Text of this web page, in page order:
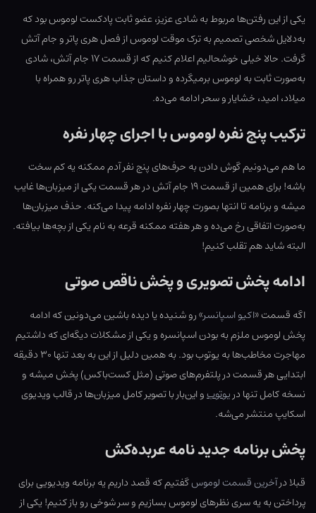
یکی از این رفتن‌ها مربوط به شادی عزیز، عضو ثابت پادکست لوموس بود که
به‌دلایل شخصی تصمیم به ترک موقت لوموس از فصل هری پاتر و جام آتش
گرفت. حالا خیلی خوشحالیم اعلام کنیم که از قسمت ۱۷ جام آتش، شادی
به‌صورت ثابت به لوموس برمیگرده و داستان جذاب هری پاتر رو همراه با
میلاد، امید، خشایار و سحر ادامه می‌ده.
ترکیب پنج نفره لوموس با اجرای چهار نفره
ما هم می‌دونیم گوش دادن به حرف‌های پنج نفر آدم ممکنه یه کم سخت
باشه! برای همین از قسمت ۱۹ جام آتش در هر قسمت یکی از میزبان‌ها غایب
میشه و برنامه تا انتها بصورت چهار نفره ادامه پیدا می‌کنه. حذف میزبان‌ها
به‌صورت اتفاقی رخ می‌ده و هر هفته ممکنه قرعه به نام یکی از بچه‌ها بیافته.
البته شاید هم تقلب کنیم!
ادامه پخش تصویری و پخش ناقص صوتی
اگه قسمت «اکیو اسپانسر» رو شنیده یا دیده باشین می‌دونین که ادامه
پخش لوموس ملزم به بودن اسپانسره و یکی از مشکلات دیگه‌ای که داشتیم
مهاجرت مخاطب‌ها به یوتوب بود. به همین دلیل از این به بعد تنها ۳۰ دقیقه
ابتدایی هر قسمت در پلتفرم‌های صوتی (مثل کست‌باکس) پخش میشه و
نسخه کامل تنها در یوتوبو این‌بار با تصویر کامل میزبان‌ها در قالب ویدیوی
اسکایپ منتشر می‌شه.
پخش برنامه جدید نامه عربده‌کش
قبلا درآخرین قسمت لوموسگفتیم که قصد داریم یه برنامه ویدیویی برای
پرداختن به یه سری نظرهای لوموس بسازیم و سر شوخی رو باز کنیم! یکی از